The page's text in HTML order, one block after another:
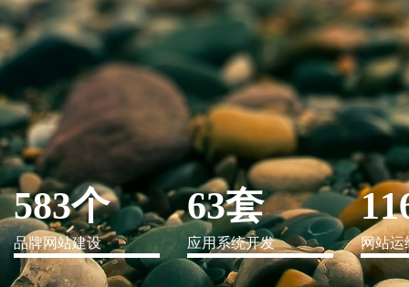
IT行业解决方案
583个
品牌网站建设
63套
应用系统开发 网站运